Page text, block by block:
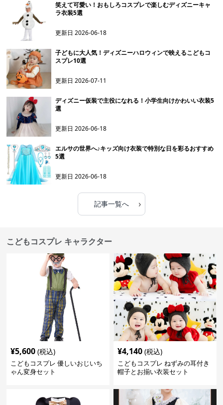
笑えて可愛い！おもしろコスプレで楽しむディズニーキャ
ラ衣装5選
更新日2026-06-18
子どもに大人気！ディズニーハロウィンで映えるこどもコ
スプレ10選
更新日2026-07-11
ディズニー仮装で主役になれる！小学生向けかわいい衣装5
選
更新日2026-06-18
エルサの世界へ♪キッズ向け衣装で特別な日を彩るおすすめ
5選
更新日2026-06-18
記事一覧へ ›
こどもコスプレ キャラクター
¥5,600 (税込)
こどもコスプレ 優しいおじいち
ゃん変身セット
¥4,140 (税込)
こどもコスプレ ねずみの耳付き
帽子とお揃い衣装セット